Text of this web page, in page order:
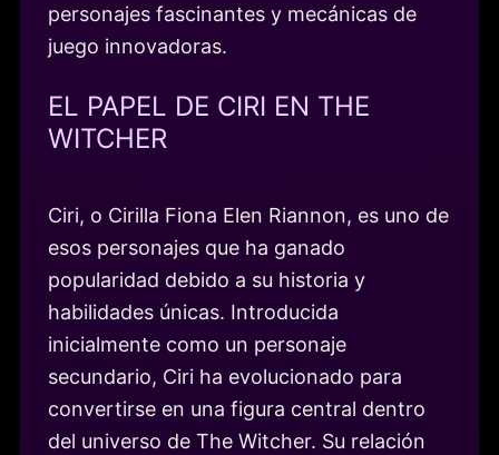
personajes fascinantes y mecánicas de
juego innovadoras.
EL PAPEL DE CIRI EN THE
WITCHER
Ciri, o Cirilla Fiona Elen Riannon, es uno de
esos personajes que ha ganado
popularidad debido a su historia y
habilidades únicas. Introducida
inicialmente como un personaje
secundario, Ciri ha evolucionado para
convertirse en una figura central dentro
del universo de The Witcher. Su relación